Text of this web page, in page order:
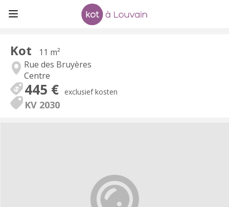
Kot
11 m²
Rue des Bruyères
Centre
445 € exclusief kosten
KV 2030